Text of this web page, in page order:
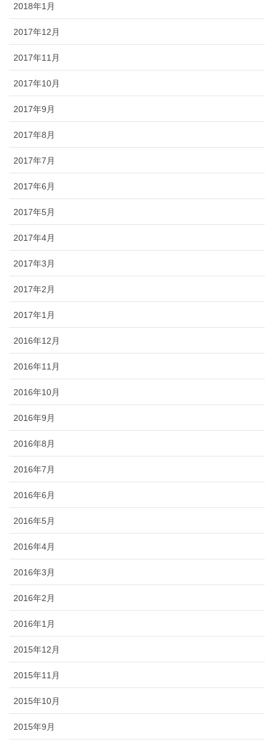
2018年1月
2017年12月
2017年11月
2017年10月
2017年9月
2017年8月
2017年7月
2017年6月
2017年5月
2017年4月
2017年3月
2017年2月
2017年1月
2016年12月
2016年11月
2016年10月
2016年9月
2016年8月
2016年7月
2016年6月
2016年5月
2016年4月
2016年3月
2016年2月
2016年1月
2015年12月
2015年11月
2015年10月
2015年9月